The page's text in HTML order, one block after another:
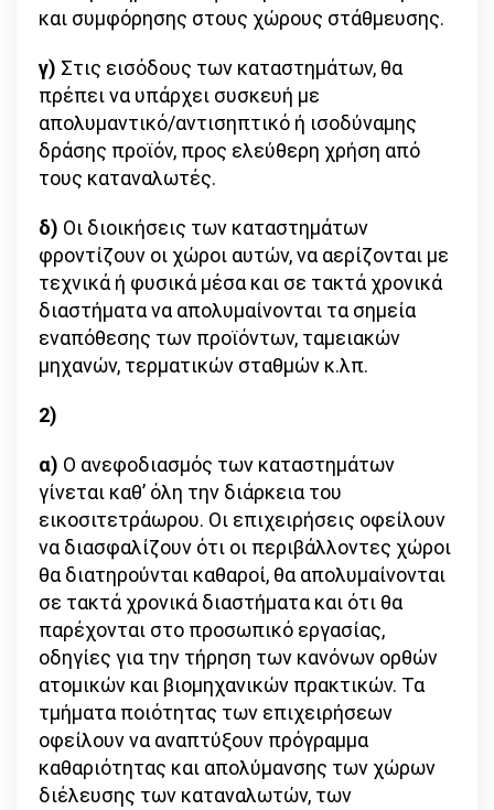
και συμφόρησης στους χώρους στάθμευσης.
γ) Στις εισόδους των καταστημάτων, θα
πρέπει να υπάρχει συσκευή με
απολυμαντικό/αντισηπτικό ή ισοδύναμης
δράσης προϊόν, προς ελεύθερη χρήση από
τους καταναλωτές.
δ) Οι διοικήσεις των καταστημάτων
φροντίζουν οι χώροι αυτών, να αερίζονται με
τεχνικά ή φυσικά μέσα και σε τακτά χρονικά
διαστήματα να απολυμαίνονται τα σημεία
εναπόθεσης των προϊόντων, ταμειακών
μηχανών, τερματικών σταθμών κ.λπ.
2)
α) Ο ανεφοδιασμός των καταστημάτων
γίνεται καθ’ όλη την διάρκεια του
εικοσιτετράωρου. Οι επιχειρήσεις οφείλουν
να διασφαλίζουν ότι οι περιβάλλοντες χώροι
θα διατηρούνται καθαροί, θα απολυμαίνονται
σε τακτά χρονικά διαστήματα και ότι θα
παρέχονται στο προσωπικό εργασίας,
οδηγίες για την τήρηση των κανόνων ορθών
ατομικών και βιομηχανικών πρακτικών. Τα
τμήματα ποιότητας των επιχειρήσεων
οφείλουν να αναπτύξουν πρόγραμμα
καθαριότητας και απολύμανσης των χώρων
διέλευσης των καταναλωτών, των